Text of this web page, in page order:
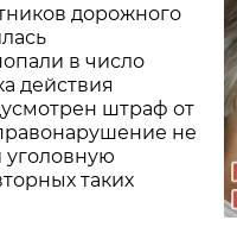
дорожного
в число
действия
штраф от
не
уголовную
таких